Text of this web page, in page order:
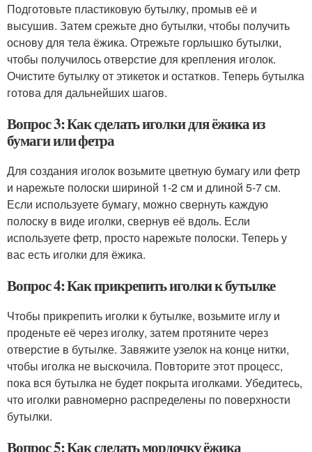
Подготовьте пластиковую бутылку, промыв её и
высушив. Затем срежьте дно бутылки, чтобы получить
основу для тела ёжика. Отрежьте горлышко бутылки,
чтобы получилось отверстие для крепления иголок.
Очистите бутылку от этикеток и остатков. Теперь бутылка
готова для дальнейших шагов.
Вопрос 3: Как сделать иголки для ёжика из
бумаги или фетра
Для создания иголок возьмите цветную бумагу или фетр
и нарежьте полоски шириной 1-2 см и длиной 5-7 см.
Если используете бумагу, можно свернуть каждую
полоску в виде иголки, свернув её вдоль. Если
используете фетр, просто нарежьте полоски. Теперь у
вас есть иголки для ёжика.
Вопрос 4: Как прикрепить иголки к бутылке
Чтобы прикрепить иголки к бутылке, возьмите иглу и
проденьте её через иголку, затем протяните через
отверстие в бутылке. Завяжите узелок на конце нитки,
чтобы иголка не выскочила. Повторите этот процесс,
пока вся бутылка не будет покрыта иголками. Убедитесь,
что иголки равномерно распределены по поверхности
бутылки.
Вопрос 5: Как сделать мордочку ёжика